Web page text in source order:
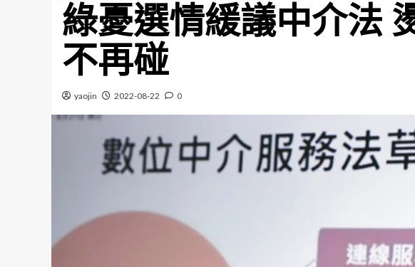
綠憂選情緩議中介法
不再碰
yaojin 2022-08-22 0